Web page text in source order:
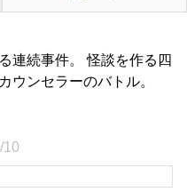
連続事件。 怪談を作る四
ウンセラーのバトル。
10